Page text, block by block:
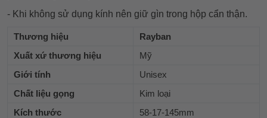
- Khi không sử dụng kính nên giữ gìn trong hộp cẩn thận.
Thương hiệu
Rayban
Xuất xứ thương hiệu
Mỹ
Giới tính
Unisex
Chất liệu gọng
Kim loại
Kích thước
58-17-145mm